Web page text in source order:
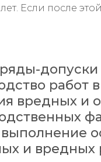
Если после
допуски
работ
вредных и
и вредных